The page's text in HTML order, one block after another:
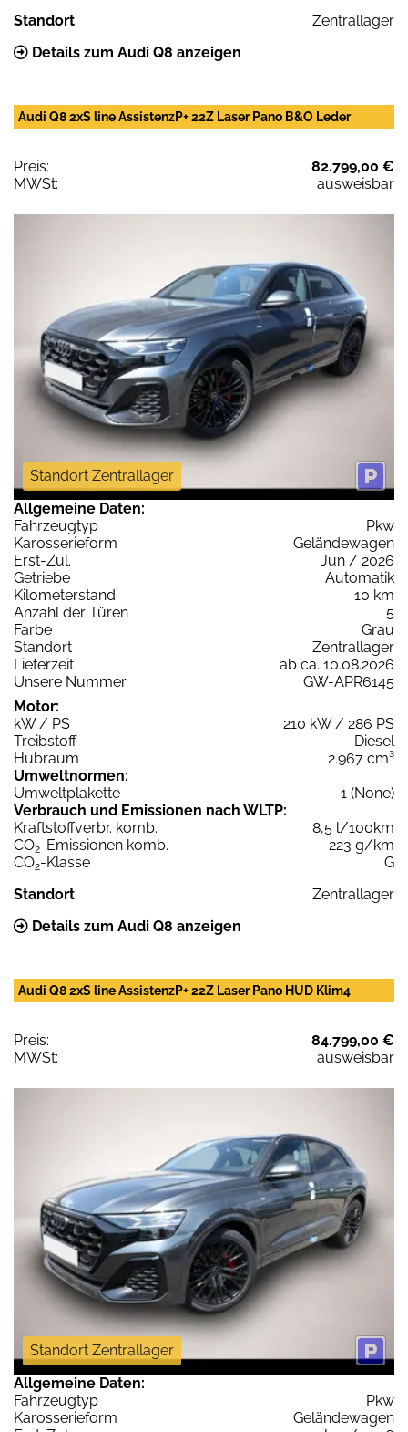
Standort
Zentrallager
Details zum Audi Q8 anzeigen
Audi Q8 2xS line AssistenzP+ 22Z Laser Pano B&O Leder
Preis:
82.799,00 €
MWSt:
ausweisbar
Standort Zentrallager
Allgemeine Daten:
Fahrzeugtyp
Pkw
Karosserieform
Geländewagen
Erst-Zul.
Jun / 2026
Getriebe
Automatik
Kilometerstand
10 km
Anzahl der Türen
5
Farbe
Grau
Standort
Zentrallager
Lieferzeit
ab ca. 10.08.2026
Unsere Nummer
GW-APR6145
Motor:
kW / PS
210 kW / 286 PS
Treibstoff
Diesel
Hubraum
2.967 cm³
Umweltnormen:
Umweltplakette
1 (None)
Verbrauch und Emissionen nach WLTP:
Kraftstoffverbr. komb.
8,5 l/100km
CO2-Emissionen komb.
223 g/km
CO2-Klasse
G
Standort
Zentrallager
Details zum Audi Q8 anzeigen
Audi Q8 2xS line AssistenzP+ 22Z Laser Pano HUD Klim4
Preis:
84.799,00 €
MWSt:
ausweisbar
Standort Zentrallager
Allgemeine Daten:
Fahrzeugtyp
Pkw
Karosserieform
Geländewagen